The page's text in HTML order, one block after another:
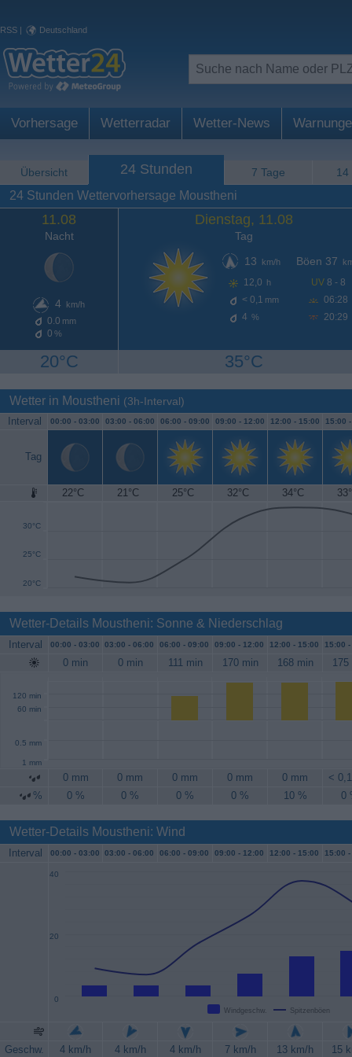
RSS | Deutschland
Vorhersage Wetterradar Wetter-News
Übersicht 24 Stunden 7 Tage 14
24 Stunden Wettervorhersage Moustheni
11.08
Nacht
4 km/h
0.0 mm
0 %
20°C
Dienstag, 11.08
Tag
13
km/h
12,0 h
< 0,1 mm
4 %
Böen 37
UV 8 - 8
06:28
20:29
35°C
Wetter in Moustheni (3h-Interval)
Interval 00:00 - 03:00 03:00 - 06:00 06:00 - 09:00 09:00 - 12:00 12:00 - 15:00 15:00
Tag
22°C 21°C 25°C 32°C 34°C
20°C
25°C
30°C
35°C
Wetter-Details Moustheni: Sonne & Niederschlag
Interval 00:00 - 03:00 03:00 - 06:00 06:00 - 09:00 09:00 - 12:00 12:00 - 15:00 15:00 -
0 min 0 min 111 min 170 min 168 min 175
60 min
120 min
0.5 mm
1 mm
0 mm 0 mm 0 mm 0 mm 0 mm
<
%
0 % 0 % 0 % 0 % 10 % 0
Wetter-Details Moustheni: Wind
Interval 00:00 - 03:00 03:00 - 06:00 06:00 - 09:00 09:00 - 12:00 12:00 - 15:00 15:00 -
Windgeschw. Spitzenböen
0
20
40
Geschw. 4 km/h 4 km/h 4 km/h 7 km/h 13 km/h
15